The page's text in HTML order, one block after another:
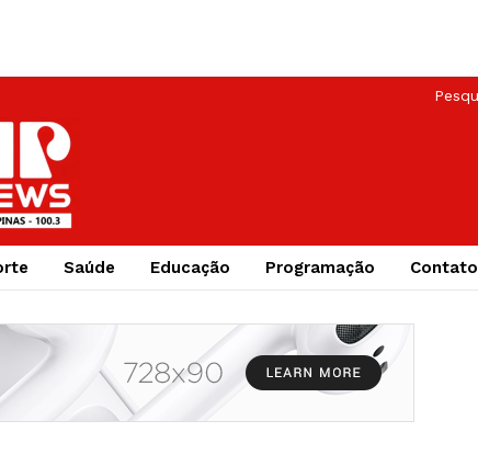
Saúde Educação Programação Contato